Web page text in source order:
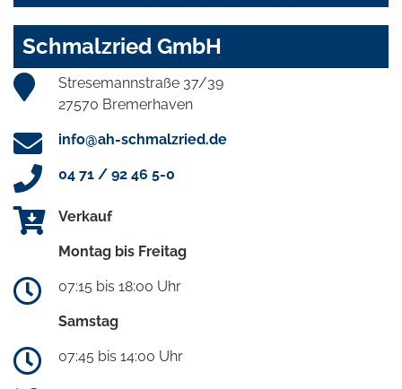
Schmalzried GmbH
Stresemannstraße 37/39
27570 Bremerhaven
info@ah-schmalzried.de
04 71 / 92 46 5-0
Verkauf
Montag bis Freitag
07:15 bis 18:00 Uhr
Samstag
07:45 bis 14:00 Uhr